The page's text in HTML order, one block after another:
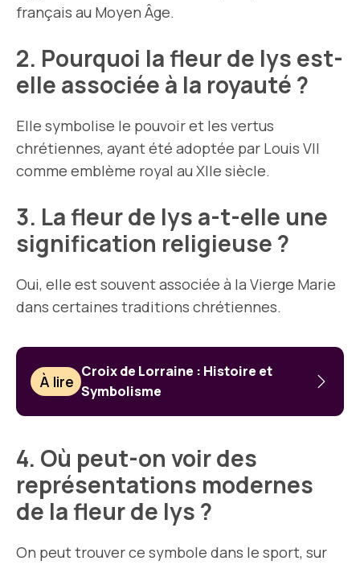
français au Moyen Âge.
2. Pourquoi la fleur de lys est-
elle associée à la royauté ?
Elle symbolise le pouvoir et les vertus
chrétiennes, ayant été adoptée par Louis VII
comme emblème royal au XIIe siècle.
3. La fleur de lys a-t-elle une
signification religieuse ?
Oui, elle est souvent associée à la Vierge Marie
dans certaines traditions chrétiennes.
À lire
Croix de Lorraine : Histoire et
Symbolisme
4. Où peut-on voir des
représentations modernes
de la fleur de lys ?
On peut trouver ce symbole dans le sport, sur